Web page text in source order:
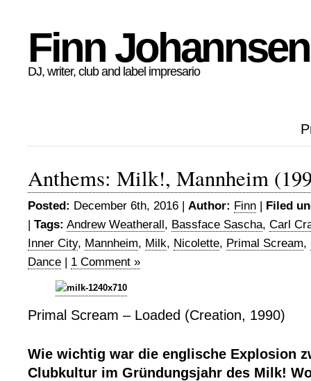
Finn Johannsen
DJ, writer, club and label impresario
Anthems: Milk!, Mannheim
Posted: December 6th, 2016 | Author: Finn | Filed
| Tags: Andrew Weatherall, Bassface Sascha, Carl
Inner City, Mannheim, Milk, Nicolette, Primal Scream,
Dance | 1 Comment »
Primal Scream – Loaded (Creation, 1990)
Wie wichtig war die englische Explosion
Clubkultur im Gründungsjahr des Milk!